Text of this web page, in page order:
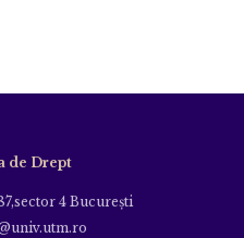
de Drept
4 Bucureşti